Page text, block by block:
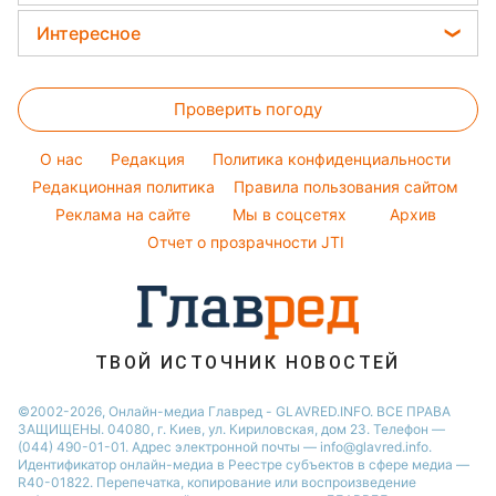
Ани Лорак
Кейт Миддлтон
Алла Пугачева
Настя Каменских
Виталий Козловский
Потап
Погода на завтра
Окрашивание волос
Красивый маникюр
Модные ошибки
Советы от Андре Тана
Новости Львова
Новости Харькова
Новости Днепра
Новости Полтавы
Новости Сум
Новости Тернополя
Новости Черкассы
Новости Одессы
Интересное
Тесты по картинке
Оптические иллюзии
Народные приметы
Все о шоу-бизнесе
Проверить погоду
O нас Редакция
Политика конфиденциальности
Редакционная политика
Правила пользования сайтом
Реклама на сайте
Мы в соцсетях
Архив
Отчет о прозрачности JTI
ТВОЙ ИСТОЧНИК НОВОСТЕЙ
©2002-2026, Онлайн-медиа Главред - GLAVRED.INFO. ВСЕ ПРАВА
ЗАЩИЩЕНЫ. 04080, г. Киев, ул. Кириловская, дом 23. Телефон —
(044) 490-01-01. Адрес электронной почты — info@glavred.info.
Идентификатор онлайн-медиа в Реестре cубъектов в сфере медиа —
R40-01822. Перепечатка, копирование или воспроизведение